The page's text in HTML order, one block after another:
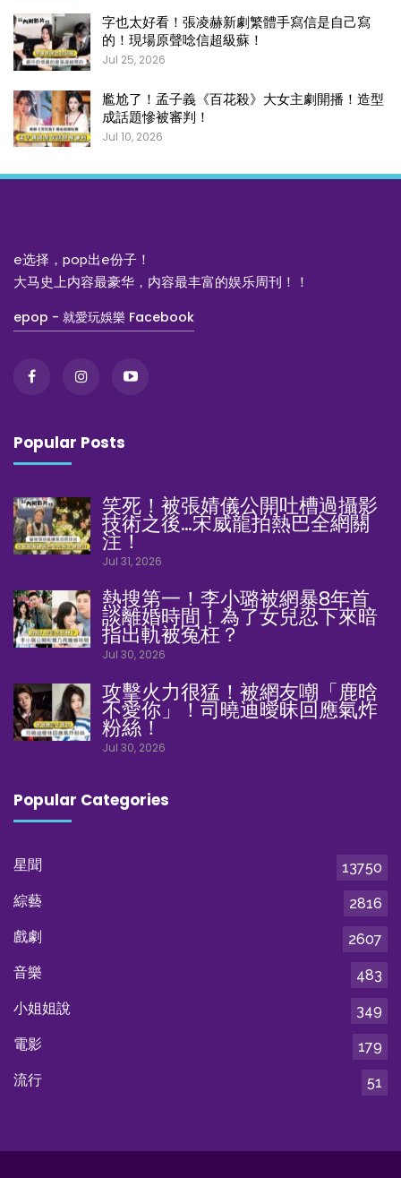
字也太好看！張凌赫新劇繁體手寫信是自己寫
的！現場原聲唸信超級蘇！
Jul 25, 2026
尷尬了！孟子義《百花殺》大女主劇開播！造型
成話題慘被審判！
Jul 10, 2026
e选择，pop出e份子！
大马史上内容最豪华，内容最丰富的娱乐周刊！！
epop - 就愛玩娛樂 Facebook
Popular Posts
笑死！被張婧儀公開吐槽過攝影
技術之後…宋威龍拍熱巴全網關
注！
Jul 31, 2026
熱搜第一！李小璐被網暴8年首
談離婚時間！為了女兒忍下來暗
指出軌被冤枉？
Jul 30, 2026
攻擊火力很猛！被網友嘲「鹿晗
不愛你」！司曉迪曖昧回應氣炸
粉絲！
Jul 30, 2026
Popular Categories
星聞
13750
綜藝
2816
戲劇
2607
音樂
483
小姐姐說
349
電影
179
流行
51